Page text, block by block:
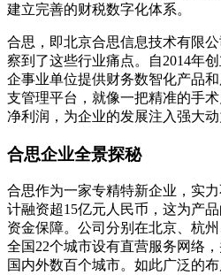
建立完善的财税数字化体系。
合思，即北京合思信息技术有限
察到了这些行业痛点。自2014年
企事业单位提供财务数智化产品
支管理平台，就像一把精准的手
净利润，为企业的发展注入强大动
合思企业全景探秘
合思作为一家专精特新企业，实
计融资超15亿元人民币，这为产
资金保障。公司分别在北京、杭
全国22个城市设有直营服务网络
国内外数百个城市。如此广泛的